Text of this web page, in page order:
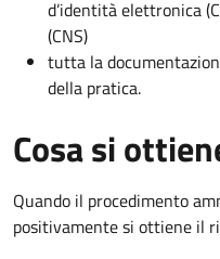
d’identità elettronica
(CNS)
tutta la
della pratica.
Cosa si
Quando il procedimento
positivamente si ottiene il